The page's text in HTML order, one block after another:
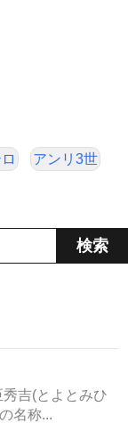
アンリ3世
吉(とよとみひ
名称...